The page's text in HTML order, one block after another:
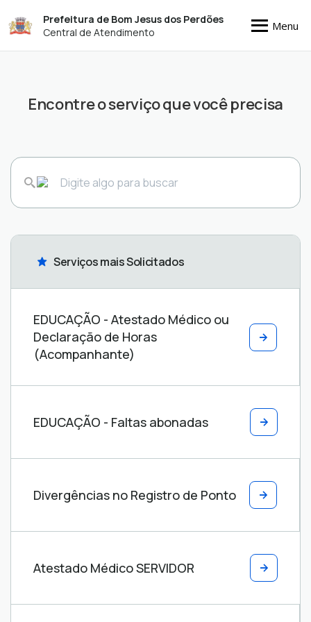
Prefeitura de Bom Jesus dos Perdões
Central de Atendimento
Menu
Encontre o serviço que você precisa
Serviços mais Solicitados
EDUCAÇÃO - Atestado Médico ou
Declaração de Horas
(Acompanhante)
EDUCAÇÃO - Faltas abonadas
Divergências no Registro de Ponto
Atestado Médico SERVIDOR